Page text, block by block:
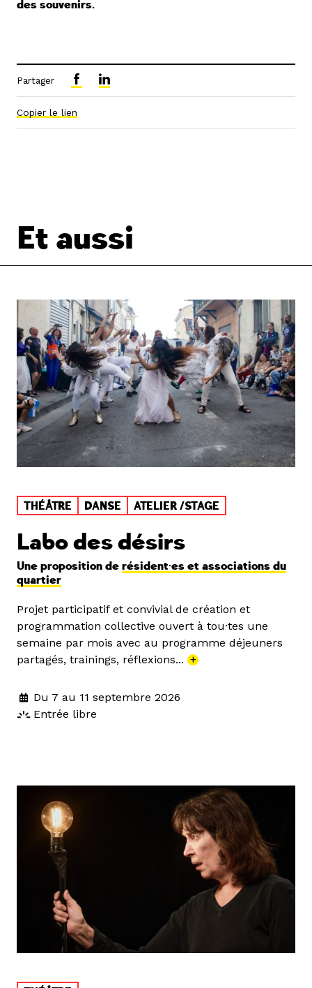
des souvenirs.
Partager
Copier le lien
Et aussi
THÉÂTRE DANSE ATELIER /STAGE
Labo des désirs
Une proposition de résident·es et associations du
quartier
Projet participatif et convivial de création et
programmation collective ouvert à tou·tes une
semaine par mois avec au programme déjeuners
partagés, trainings, réflexions... +
Du 7 au 11 septembre 2026
Entrée libre